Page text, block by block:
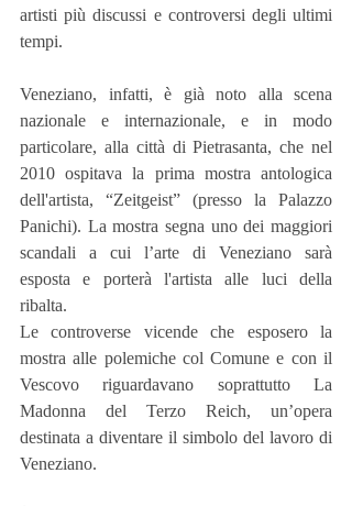
artisti più discussi e controversi degli ultimi
tempi.
Veneziano, infatti, è già noto alla scena
nazionale e internazionale, e in modo
particolare, alla città di Pietrasanta, che nel
2010 ospitava la prima mostra antologica
dell'artista, “Zeitgeist” (presso la Palazzo
Panichi). La mostra segna uno dei maggiori
scandali a cui l’arte di Veneziano sarà
esposta e porterà l'artista alle luci della
ribalta.
Le controverse vicende che esposero la
mostra alle polemiche col Comune e con il
Vescovo riguardavano soprattutto La
Madonna del Terzo Reich, un’opera
destinata a diventare il simbolo del lavoro di
Veneziano.